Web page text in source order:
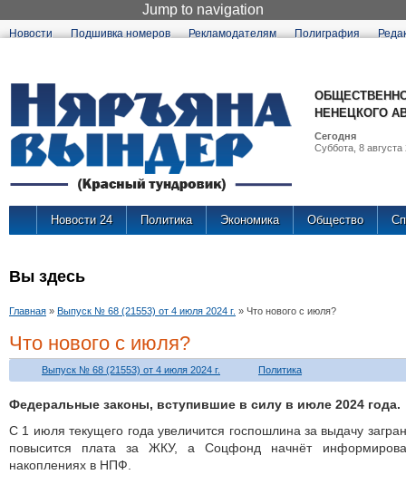
Jump to navigation
Новости Подшивка номеров Рекламодателям Полиграфия
НЕНЕЦКОГО
Сегодня
Суббота, 8 августа
Новости 24 Политика Экономика Общество
Вы здесь
Главная » Выпуск № 68 (21553) от 4 июля 2024 г. » Что нового с июля?
Что нового с июля?
Выпуск № 68 (21553) от 4 июля 2024 г. Политика
Федеральные законы, вступившие в силу в июле 2024 года.
С 1 июля текущего года увеличится госпошлина за выдачу
повысится плата за ЖКУ, а Соцфонд начнёт
накоплениях в НПФ.